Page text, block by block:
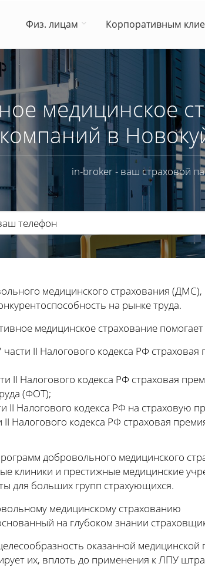
Физ. лицам Корпоративным
медицинское
компаний в
in-broker - ваш страховой
медицинского страхования
на рынке труда.
медицинское страхование
II Налогового кодекса РФ
II Налогового кодекса РФ страховая
(ФОТ);
II Налогового кодекса РФ на
II Налогового кодекса РФ страховая
добровольного медицинского
клиники и престижные медицинские
для больших групп страхующихся.
медицинскому страхованию
на глубоком знании
оказанной
их, вплоть до применения к ЛПУ